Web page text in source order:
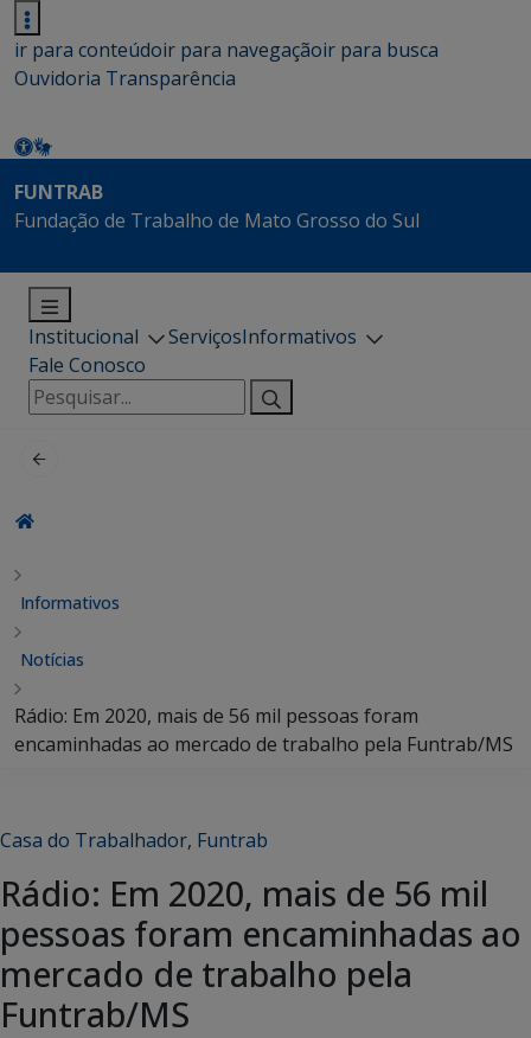
ir para conteúdoir para navegaçãoir para busca
Ouvidoria Transparência
FUNTRAB
Fundação de Trabalho de Mato Grosso do Sul
Institucional ServiçosInformativos
Fale Conosco
Pesquisar
por:
Informativos
Notícias
Rádio: Em 2020, mais de 56 mil pessoas foram
encaminhadas ao mercado de trabalho pela Funtrab/MS
Casa do Trabalhador, Funtrab
Rádio: Em 2020, mais de 56 mil
pessoas foram encaminhadas ao
mercado de trabalho pela
Funtrab/MS